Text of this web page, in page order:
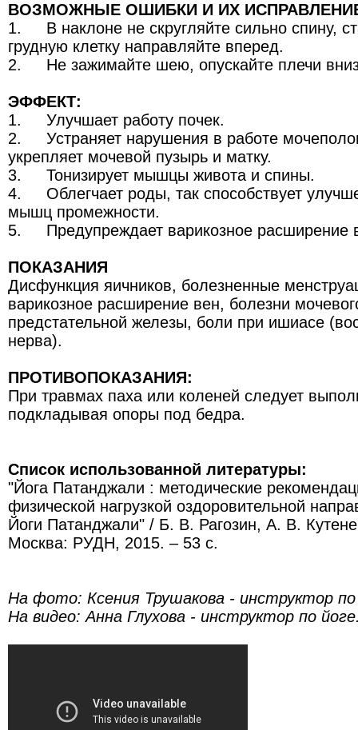
ВОЗМОЖНЫЕ ОШИБКИ И ИХ
1.
В наклоне не скругляйте сильно спину,
грудную клетку направляйте вперед.
2.
Не зажимайте шею, опускайте плечи
ЭФФЕКТ:
1.
Улучшает работу почек.
2.
Устраняет нарушения в работе
укрепляет мочевой пузырь и матку.
3.
Тонизирует мышцы живота и спины.
4.
Облегчает роды, так способствует
мышц промежности.
5.
Предупреждает варикозное расширение
ПОКАЗАНИЯ
Дисфункция яичников, болезненные
варикозное расширение вен, болезни
предстательной железы, боли при ишиасе
нерва).
ПРОТИВОПОКАЗАНИЯ:
При травмах паха или коленей следует
подкладывая опоры под бедра.
Список использованной литературы:
"Йога Патанджали : методические
физической нагрузкой оздоровительной
Йоги Патанджали" / Б. В. Рагозин, А. В.
Москва: РУДН, 2015. – 53 с.
На фото: Ксения Трушакова - инструктор по
На видео: Анна Глухова - инструктор по